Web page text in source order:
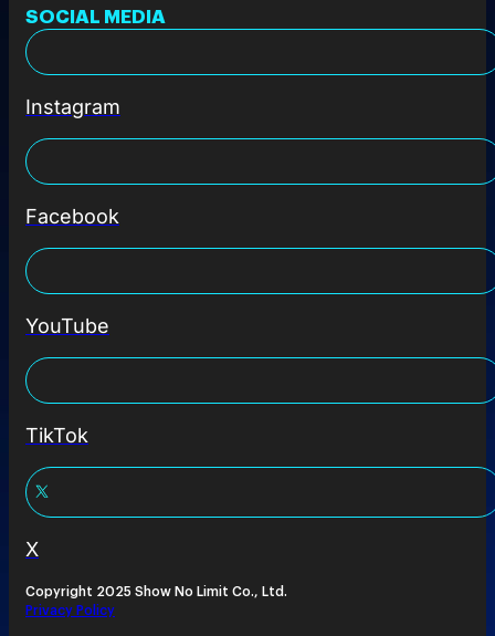
SOCIAL MEDIA
Instagram
Facebook
YouTube
TikTok
X
Copyright 2025 Show No Limit Co., Ltd.
Privacy Policy